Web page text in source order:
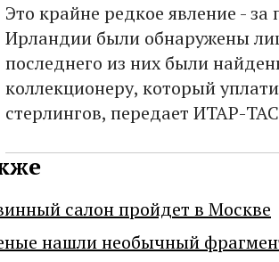
Это крайне редкое явление -
Ирландии были обнаружены
последнего из них были
коллекционеру, который
стерлингов, передает ИТАР-
салон пройдет в Москве
нашли необычный